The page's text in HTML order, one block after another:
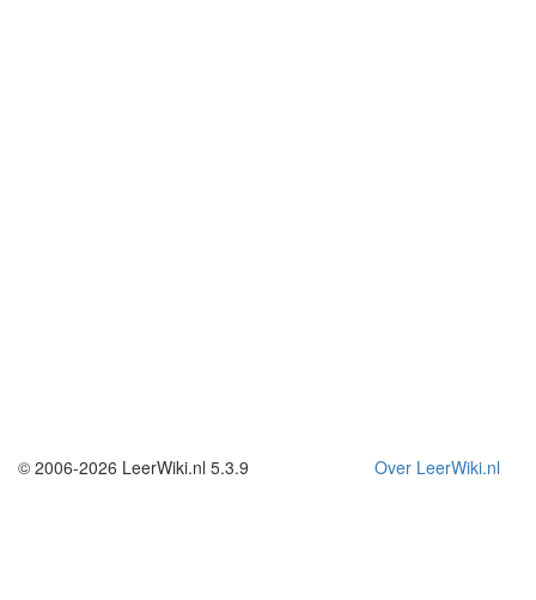
Over LeerWiki.nl
© 2006-2026 LeerWiki.nl 5.3.9